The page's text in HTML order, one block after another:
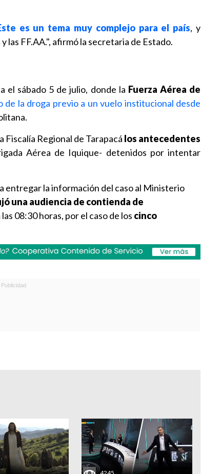
es un tema muy complejo para el país, y
FF.AA.", afirmó la secretaria de Estado.
el sábado 5 de julio, donde la Fuerza Aérea de
la droga previo a un vuelo institucional desde
Fiscalía Regional de Tarapacá los antecedentes
Aérea de Iquique- detenidos por intentar
entregar la información del caso al Ministerio
una audiencia de contienda de
las 08:30 horas, por el caso de los cinco